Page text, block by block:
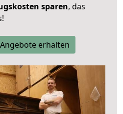
sparen, das
erhalten